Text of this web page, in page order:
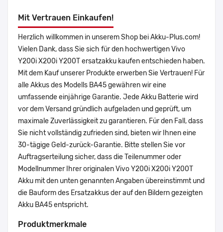
Mit Vertrauen Einkaufen!
Herzlich willkommen in unserem Shop bei Akku-Plus.com!
Vielen Dank, dass Sie sich für den hochwertigen Vivo
Y200i X200i Y200T ersatzakku kaufen entschieden haben.
Mit dem Kauf unserer Produkte erwerben Sie Vertrauen! Für
alle Akkus des Modells BA45 gewähren wir eine
umfassende einjährige Garantie. Jede Akku Batterie wird
vor dem Versand gründlich aufgeladen und geprüft, um
maximale Zuverlässigkeit zu garantieren. Für den Fall, dass
Sie nicht vollständig zufrieden sind, bieten wir Ihnen eine
30-tägige Geld-zurück-Garantie. Bitte stellen Sie vor
Auftragserteilung sicher, dass die Teilenummer oder
Modellnummer Ihrer originalen Vivo Y200i X200i Y200T
Akku mit den unten genannten Angaben übereinstimmt und
die Bauform des Ersatzakkus der auf den Bildern gezeigten
Akku BA45 entspricht.
Produktmerkmale